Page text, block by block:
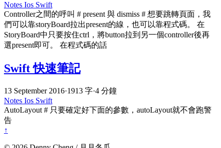
Notes Ios Swift
Controller之間的呼叫 # present 與 dismiss # 想要跳轉頁面，我
們可以靠storyBoard拉出present的線，也可以靠程式碼。 在
StoryBoard中只要按住ctrl，將button拉到另一個controller後再
選present即可。 在程式碼的話
Swift 快速筆記
13 September 2016·1913 字·4 分鐘
Notes Ios Swift
AutoLayout # 只要確定好下面的參數，autoLayout就不會跑警
告
↑